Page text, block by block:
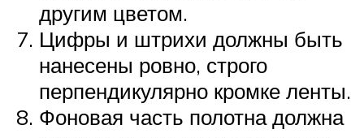
другим цветом.
Цифры и штрихи должны быть
нанесены ровно, строго
перпендикулярно кромке ленты.
Фоновая часть полотна должна